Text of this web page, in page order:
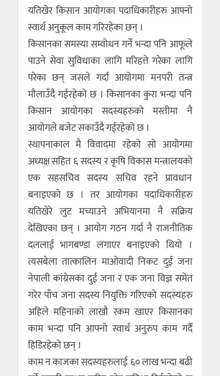
यतिखेर किसान आयोगका पदाधिकारीहरु आफ्नो
स्वार्थ अनुकूल काम गरिरहेका छन् ।
किसानका समस्या सम्वोधन गर्ने भन्दा पनि आफूले
पाउने सेवा सुविधाका लागि मरिहत्ते गरेका लागि
परेका छन् जसले गर्दा आयोगमा मनपरी तन्त्र
मौलाउँदै गईरहेको छ । किसानका कुरा भन्दा पनि
किसान आयोगका सदस्यहरुको मस्तीमा नै
आयोगले बजेट सकाउँदै गईरहेको छ ।
स्थापनाकाल मै विवादमा रहेको सो आयोगमा
अध्यक्ष सहित ६ सदस्य र कृषि विकास मन्त्रालयको
एक सहसचिव सदस्य सचिव रहने प्रावधान
बनाइएको छ । तर आयोगका पदाधिकारीहरु
यतिखेरे लुट मच्याउने अभियानमा नै सक्रिय
देखिएका छन् । आयोग गठन गर्दा नै राजनीतिक
दललाई भागबण्डा लगाएर बनाइएको थियो ।
त्यसबेला तात्कालिन माओवादी निकट दुई जना
नेपाली कांग्रेसका दुई जना र एक जना विज्ञ समेत
गरेर पाँच जना सदस्य नियुक्ति गरिएको सदस्यहरु
अहिले महिनाको लाखौ रकम खाएर किसानका
काम भन्दा पनि आफ्नो स्वार्थ अनुरुप काम गर्दै
हिडिरहेको छन् ।
काम न काजका सदस्यहरुलाई ६० लाख भन्दा बढी